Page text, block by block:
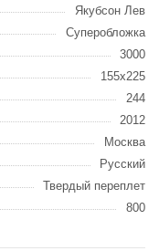
Якубсон Лев
Суперобложка
3000
155х225
244
2012
Москва
Русский
Твердый переплет
800